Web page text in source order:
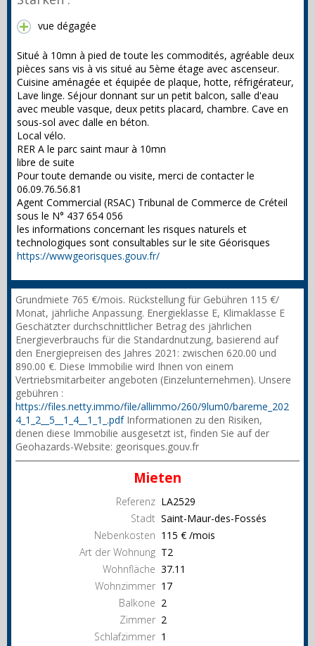
vue dégagée
Situé à 10mn à pied de toute les commodités, agréable deux
pièces sans vis à vis situé au 5ème étage avec ascenseur.
Cuisine aménagée et équipée de plaque, hotte, réfrigérateur,
Lave linge. Séjour donnant sur un petit balcon, salle d'eau
avec meuble vasque, deux petits placard, chambre. Cave en
sous-sol avec dalle en béton.
Local vélo.
RER A le parc saint maur à 10mn
libre de suite
Pour toute demande ou visite, merci de contacter le
06.09.76.56.81
Agent Commercial (RSAC) Tribunal de Commerce de Créteil
sous le N° 437 654 056
les informations concernant les risques naturels et
technologiques sont consultables sur le site Géorisques
https://wwwgeorisques.gouv.fr/
Grundmiete 765 €/mois. Rückstellung für Gebühren 115 €/
Monat, jährliche Anpassung. Energieklasse E, Klimaklasse E
Geschätzter durchschnittlicher Betrag des jährlichen
Energieverbrauchs für die Standardnutzung, basierend auf
den Energiepreisen des Jahres 2021: zwischen 620.00 und
890.00 €. Diese Immobilie wird Ihnen von einem
Vertriebsmitarbeiter angeboten (Einzelunternehmen). Unsere
gebühren :
https://files.netty.immo/file/allimmo/260/9lum0/bareme_202
4_1_2__5__1_4__1_1_.pdfInformationen zu den Risiken,
denen diese Immobilie ausgesetzt ist, finden Sie auf der
Geohazards-Website: georisques.gouv.fr
Mieten
Referenz LA2529
Stadt Saint-Maur-des-Fossés
Nebenkosten 115 € /mois
Art der Wohnung T2
Wohnfläche 37.11
Wohnzimmer 17
Balkone 2
Zimmer 2
Schlafzimmer 1